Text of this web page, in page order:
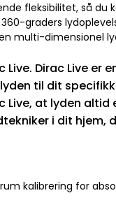
fleksibilitet, så du
graders
multi-dimensionel
Dirac Live er
til dit
Live, at lyden altid
i dit hjem,
rum kalibrering for